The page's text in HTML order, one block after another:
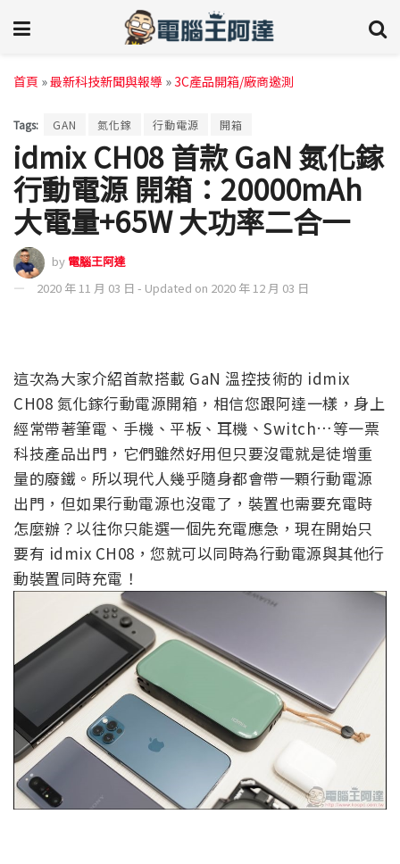
首頁 »最新科技新聞與報導 »3C產品開箱/廠商邀測
Tags: GAN 氮化鎵 行動電源 開箱
idmix CH08 首款 GaN 氮化鎵
行動電源 開箱：20000mAh
大電量+65W 大功率二合一
by 電腦王阿達
2020 年 11 月 03 日 - Updated on 2020 年 12 月 03 日
這次為大家介紹首款搭載 GaN 溫控技術的 idmix
CH08 氮化鎵行動電源開箱，相信您跟阿達一樣，身上
經常帶著筆電、手機、平板、耳機、Switch…等一票
科技產品出門，它們雖然好用但只要沒電就是徒增重
量的廢鐵。所以現代人幾乎隨身都會帶一顆行動電源
出門，但如果行動電源也沒電了，裝置也需要充電時
怎麼辦？以往你只能選一個先充電應急，現在開始只
要有 idmix CH08，您就可以同時為行動電源與其他行
動裝置同時充電！